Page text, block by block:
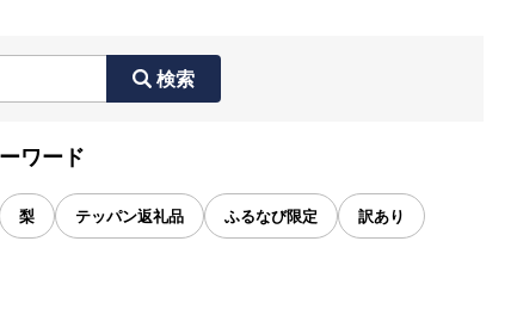
検索
ワード
梨 テッパン返礼品 ふるなび限定 訳あり